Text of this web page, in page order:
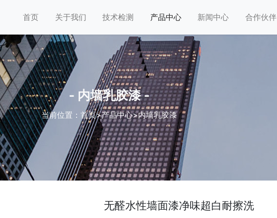
首页 关于我们 技术检测 产品中心 新闻中心 合作伙伴
- 内墙乳胶漆 -
当前位置： 首页>产品中心>内墙乳胶漆
无醛水性墙面漆净味超白耐擦洗